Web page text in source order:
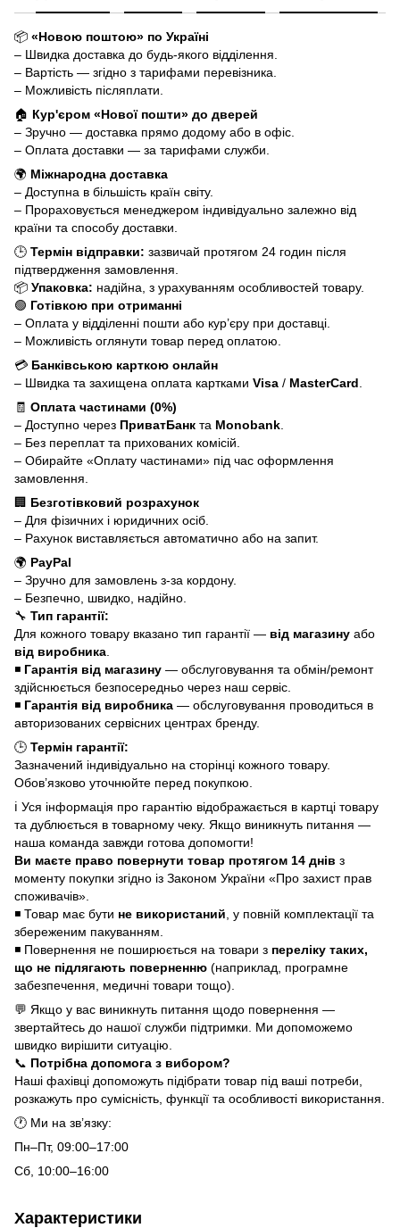
📦 «Новою поштою» по Україні
– Швидка доставка до будь-якого відділення.
– Вартість — згідно з тарифами перевізника.
– Можливість післяплати.
🏠 Кур'єром «Нової пошти» до дверей
– Зручно — доставка прямо додому або в офіс.
– Оплата доставки — за тарифами служби.
🌍 Міжнародна доставка
– Доступна в більшість країн світу.
– Прораховується менеджером індивідуально залежно від
країни та способу доставки.
🕒 Термін відправки: зазвичай протягом 24 годин після
підтвердження замовлення.
📦 Упаковка: надійна, з урахуванням особливостей товару.
🟢 Готівкою при отриманні
– Оплата у відділенні пошти або кур’єру при доставці.
– Можливість оглянути товар перед оплатою.
💳 Банківською карткою онлайн
– Швидка та захищена оплата картками Visa / MasterCard
🧾 Оплата частинами (0%)
– Доступно через ПриватБанк та Monobank
– Без переплат та прихованих комісій.
– Обирайте «Оплату частинами» під час оформлення
замовлення.
🏢 Безготівковий розрахунок
– Для фізичних і юридичних осіб.
– Рахунок виставляється автоматично або на запит.
🌍 PayPal
– Зручно для замовлень з-за кордону.
– Безпечно, швидко, надійно.
🔧 Тип гарантії:
Для кожного товару вказано тип гарантії — від магазину або
від виробника
◾ Гарантія від магазину — обслуговування та обмін/ремонт
здійснюється безпосередньо через наш сервіс.
◾ Гарантія від виробника — обслуговування проводиться в
авторизованих сервісних центрах бренду.
🕒 Термін гарантії:
Зазначений індивідуально на сторінці кожного товару.
Обов’язково уточнюйте перед покупкою.
ℹ️ Уся інформація про гарантію відображається в картці товару
та дублюється в товарному чеку. Якщо виникнуть питання —
наша команда завжди готова допомогти!
Ви маєте право повернути товар протягом 14 днів з
моменту покупки згідно із Законом України «Про захист прав
споживачів».
◾ Товар має бути не використаний , у повній комплектації та
збереженим пакуванням.
◾ Повернення не поширюється на товари з переліку таких,
що не підлягають поверненню (наприклад, програмне
забезпечення, медичні товари тощо).
💬 Якщо у вас виникнуть питання щодо повернення —
звертайтесь до нашої служби підтримки. Ми допоможемо
швидко вирішити ситуацію.
📞 Потрібна допомога з вибором?
Наші фахівці допоможуть підібрати товар під ваші потреби,
розкажуть про сумісність, функції та особливості використання.
🕐 Ми на зв’язку:
Пн–Пт, 09:00–17:00
Сб, 10:00–16:00
Характеристики